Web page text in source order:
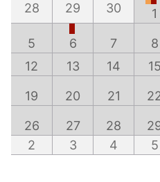
28
29 30 1
5 6 7 8
12
13 14 15
19 20 21
26 27 28
2
3 4 5